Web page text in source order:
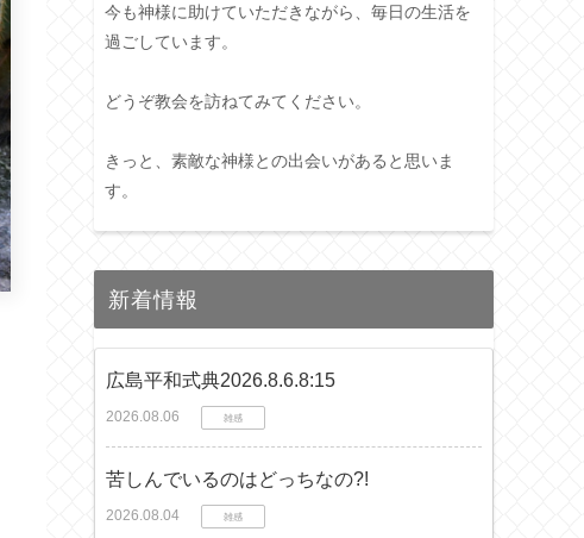
今も神様に助けていただきながら、毎日の生活を
過ごしています。
どうぞ教会を訪ねてみてください。
きっと、素敵な神様との出会いがあると思いま
す。
新着情報
広島平和式典2026.8.6.8:15
2026.08.06 雑感
苦しんでいるのはどっちなの?!
2026.08.04 雑感